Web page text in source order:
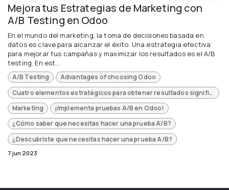
Mejora tus Estrategias de Marketing con
A/B Testing en Odoo
En el mundo del marketing, la toma de decisiones basada en
datos es clave para alcanzar el éxito. Una estrategia efectiva
para mejorar tus campañas y maximizar los resultados es el A/B
testing. En est...
A/B Testing
Advantages of choosing Odoo
Cuatro elementos estratégicos para obtener resultados significativos en tus pruebas A/B
Marketing
¡Implementa pruebas A/B en Odoo!
¿Cómo saber que necesitas hacer una prueba A/B?
¿Descubriste que necesitas hacer una prueba A/B?
7 jun 2023